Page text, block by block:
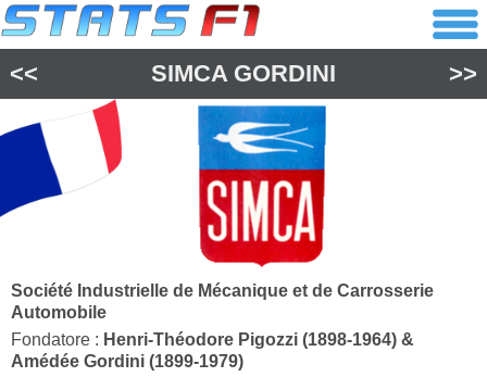
<< SIMCA GORDINI >>
Société Industrielle de Mécanique et de Carrosserie
Automobile
Fondatore : Henri-Théodore Pigozzi (1898-1964) &
Amédée Gordini (1899-1979)